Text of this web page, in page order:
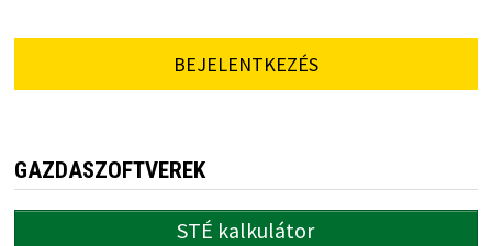
BEJELENTKEZÉS
GAZDASZOFTVEREK
STÉ kalkulátor